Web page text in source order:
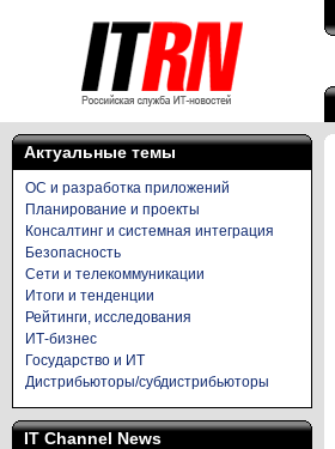
Актуальные темы
ОС и разработка приложений
Планирование и проекты
Консалтинг и системная интеграция
Безопасность
Сети и телекоммуникации
Итоги и тенденции
Рейтинги, исследования
ИТ-бизнес
Государство и ИТ
Дистрибьюторы/субдистрибьюторы
IT Channel News